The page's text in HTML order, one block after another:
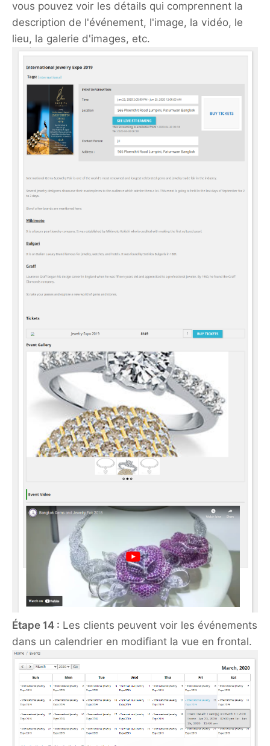
vous pouvez voir les détails qui comprennent la
description de l'événement, l'image, la vidéo, le
lieu, la galerie d'images, etc.
Étape 14 : Les clients peuvent voir les événements
dans un calendrier en modifiant la vue en frontal.